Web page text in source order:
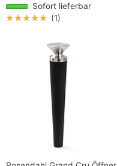
Sofort lieferbar
★★★★★ (1)